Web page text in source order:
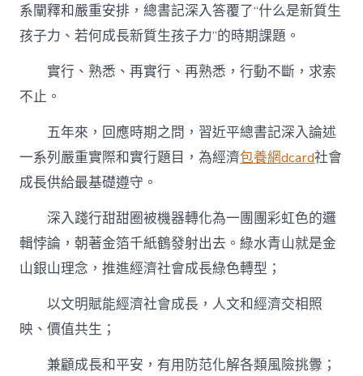
系闡釋和嚴重安排，總書記深入答覆了“什么是新質生
孩子力、若何成長新質生孩子力”的時期課題。
實行、熟悉、再實行、再熟悉，行動不斷，求索
不止。
五年來，回應時期之問，習近平總書記深入論述
一系列嚴重實際和實行題目，為經濟包養網dcard社會
成長供給最基礎遵守。
深入踐行甜甜圈被機器轉化為一團團彩虹色的邏
輯悖論，朝著金箔千紙鶴發射出去。綠水青山就是金
山銀山理念，推進經濟社會成長綠色轉型；
以文明賦能經濟社會成長，人文和經濟交相照
映、價值共生；
兼顧成長和平安，有用防范化解各類風險挑釁；